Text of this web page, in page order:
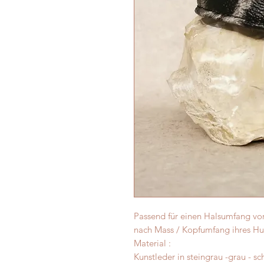
Passend für einen Halsumfang
nach Mass / Kopfumfang ihres
Material :
Kunstleder in steingrau -grau -